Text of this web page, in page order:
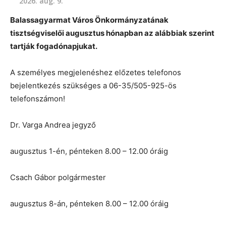
Balassagyarmat Város Önkormányzatának
tisztségviselői augusztus hónapban az alábbiak szerint
tartják fogadónapjukat.
A személyes megjelenéshez előzetes telefonos
bejelentkezés szükséges a 06-35/505-925-ös
telefonszámon!
Dr. Varga Andrea jegyző
augusztus 1-én, pénteken 8.00 – 12.00 óráig
Csach Gábor polgármester
augusztus 8-án, pénteken 8.00 – 12.00 óráig